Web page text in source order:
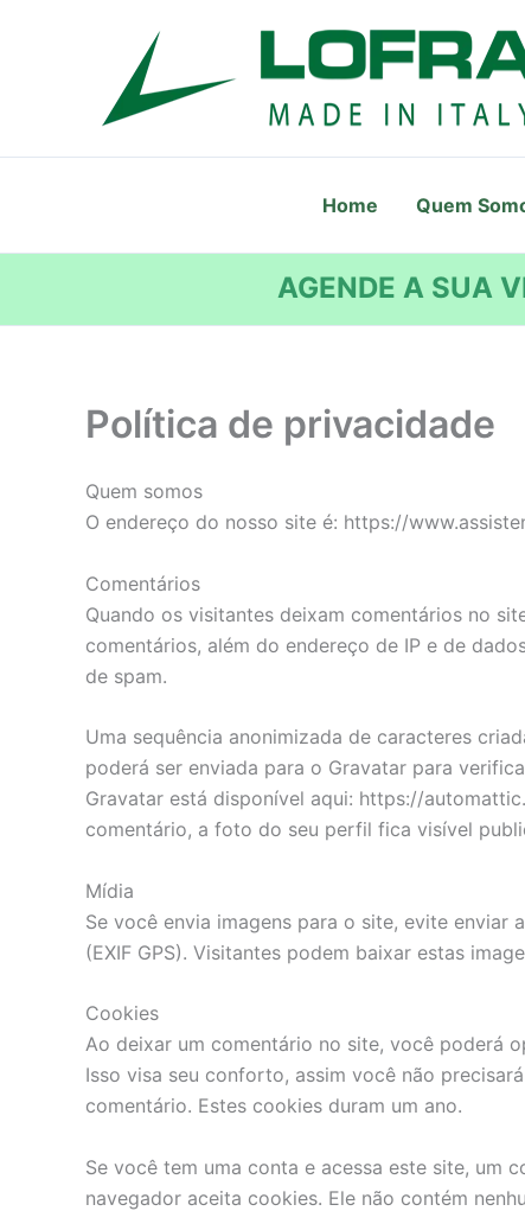
Home Quem
AGENDE A SUA
Política de privacidade
Quem somos
O endereço do nosso site é: https://
Comentários
Quando os visitantes deixam comentários no
comentários, além do endereço de IP e de
de spam.
Uma sequência anonimizada de caracteres
poderá ser enviada para o Gravatar para
Gravatar está disponível aqui: https://
comentário, a foto do seu perfil fica visível
Mídia
Se você envia imagens para o site, evite
(EXIF GPS). Visitantes podem baixar estas
Cookies
Ao deixar um comentário no site, você poderá
Isso visa seu conforto, assim você não
comentário. Estes cookies duram um ano.
Se você tem uma conta e acessa este site, um
navegador aceita cookies. Ele não contém